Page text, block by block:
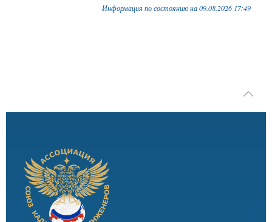
Информация по состоянию на 09.08.2026 17:49